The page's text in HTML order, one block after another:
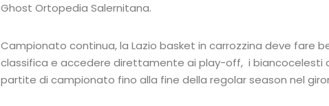
Ghost Ortopedia Salernitana.
Campionato continua, la Lazio basket in carrozzina deve fare
classifica e accedere direttamente ai play-off, i
partite di campionato fino alla fine della regolar season nel